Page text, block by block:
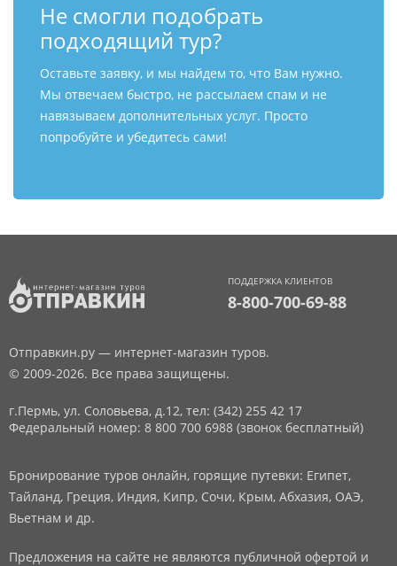
Не смогли подобрать
подходящий тур?
Оставьте заявку, и мы найдем то, что Вам нужно.
Мы отвечаем быстро, не рассылаем спам и не
навязываем дополнительных услуг. Просто
попробуйте и убедитесь сами!
ПОДДЕРЖКА КЛИЕНТОВ
8-800-700-69-88
Отправкин.ру — интернет-магазин туров.
© 2009-2026. Все права защищены.
г.Пермь, ул. Соловьева, д.12, тел: (342) 255 42 17
Федеральный номер: 8 800 700 6988 (звонок бесплатный)
Бронирование туров онлайн, горящие путевки: Египет,
Тайланд, Греция, Индия, Кипр, Сочи, Крым, Абхазия, ОАЭ,
Вьетнам и др.
Предложения на сайте не являются публичной офертой и